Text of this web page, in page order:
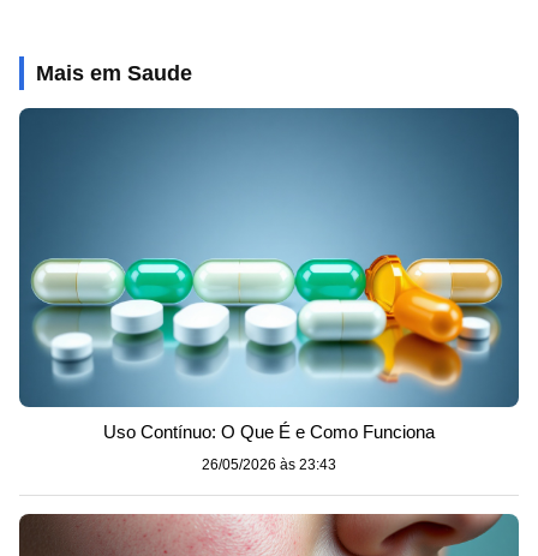
Mais em Saude
Uso Contínuo: O Que É e Como Funciona
26/05/2026 às 23:43